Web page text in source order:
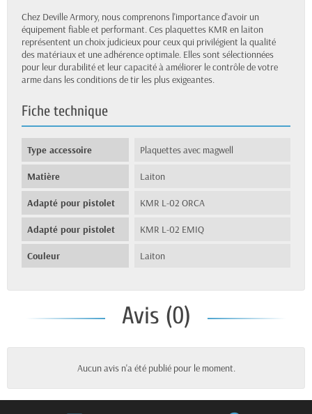
Chez Deville Armory, nous comprenons l'importance d'avoir un
équipement fiable et performant. Ces plaquettes KMR en laiton
représentent un choix judicieux pour ceux qui privilégient la qualité
des matériaux et une adhérence optimale. Elles sont sélectionnées
pour leur durabilité et leur capacité à améliorer le contrôle de votre
arme dans les conditions de tir les plus exigeantes.
Fiche technique
Type accessoire Plaquettes avec magwell
Matière Laiton
Adapté pour pistolet KMR L-02 ORCA
Adapté pour pistolet KMR L-02 EMIQ
Couleur Laiton
Avis (0)
Aucun avis n'a été publié pour le moment.